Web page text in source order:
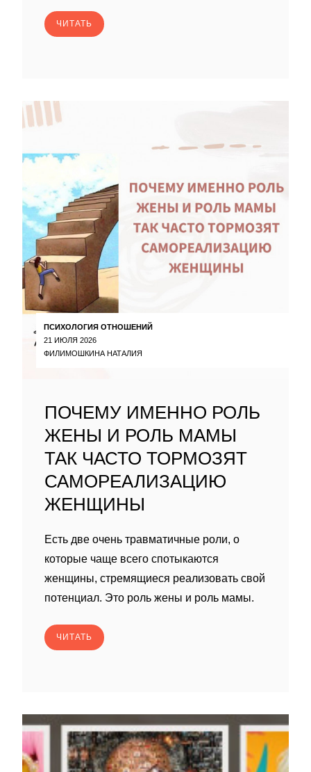
ЧИТАТЬ
ПСИХОЛОГИЯ ОТНОШЕНИЙ
21 ИЮЛЯ 2026
ФИЛИМОШКИНА НАТАЛИЯ
ПОЧЕМУ ИМЕННО РОЛЬ
ЖЕНЫ И РОЛЬ МАМЫ
ТАК ЧАСТО ТОРМОЗЯТ
САМОРЕАЛИЗАЦИЮ
ЖЕНЩИНЫ
Есть две очень травматичные роли, о
которые чаще всего спотыкаются
женщины, стремящиеся реализовать свой
потенциал. Это роль жены и роль мамы.
ЧИТАТЬ